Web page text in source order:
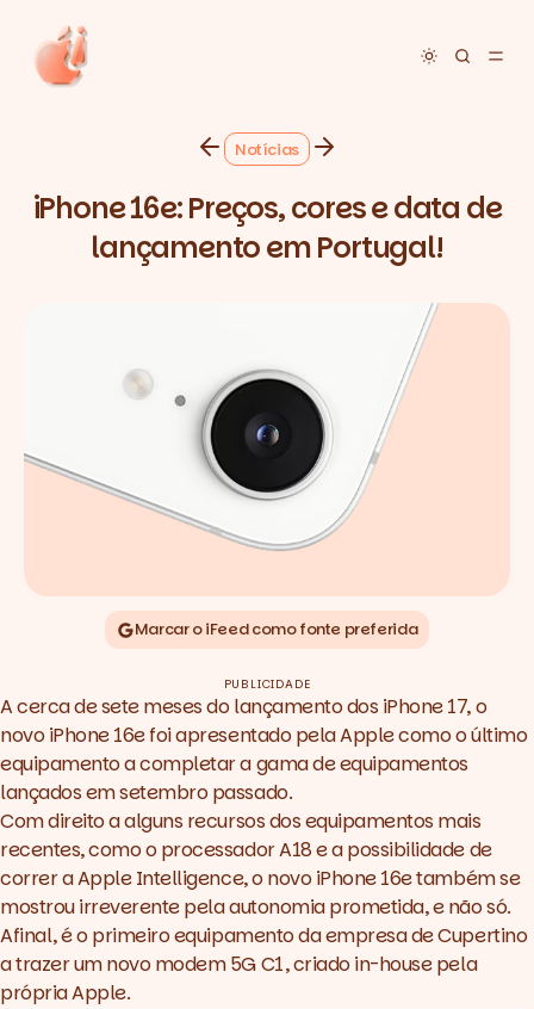
Toggle
Notícias
iPhone 16e: Preços, cores e data de
lançamento em Portugal!
Marcar o iFeed como fonte preferida
PUBLICIDADE
A cerca de sete meses do lançamento dos iPhone 17, o
novoiPhone 16efoi apresentado pela Apple como o último
equipamento a completar a gama de equipamentos
lançados em setembro passado.
Com direito a alguns recursos dos equipamentos mais
recentes, como o processador A18 e a possibilidade de
correr a Apple Intelligence, o novo iPhone 16e também se
mostrou irreverente pela autonomia prometida, e não só.
Afinal, é o primeiro equipamento da empresa de Cupertino
a trazer um novo modem 5G C1, criadoin-housepela
própria Apple.